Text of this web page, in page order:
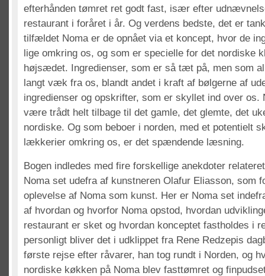
efterhånden tømret ret godt fast, især efter
restaurant i foråret i år. Og verdens bedste, det er
tilfældet Noma er de opnået via et koncept, hvor de
lige omkring os, og som er specielle for det nordiske
højsædet. Ingredienser, som er så tæt på, men som
langt væk fra os, blandt andet i kraft af bølgerne af
ingredienser og opskrifter, som er skyllet ind over os.
være trådt helt tilbage til det gamle, det glemte, det
nordiske. Og som beboer i norden, med et potentielt
lækkerier omkring os, er det spændende læsning.
Bogen indledes med fire forskellige anekdoter
Noma set udefra af kunstneren Olafur Eliasson, som
oplevelse af Noma som kunst. Her er Noma set
af hvordan og hvorfor Noma opstod, hvordan
restaurant er sket og hvordan konceptet fastholdes i
personligt bliver det i udklippet fra Rene Redzepis
første rejse efter råvarer, han tog rundt i Norden, og
nordiske køkken på Noma blev fasttømret og